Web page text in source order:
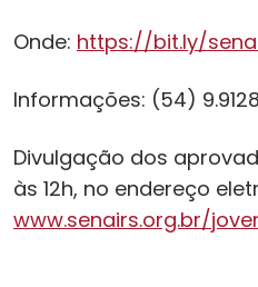
Onde: https://bit.ly/
Informações: (54)
Divulgação dos
às 12h, no endereço
www.senairs.org.br/